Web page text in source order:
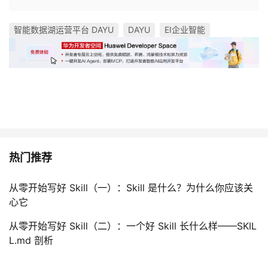
智能数据湖运营平台 DAYU DAYU EI企业智能
热门推荐
从零开始写好 Skill（一）：Skill 是什么？为什么你应该关
心它
从零开始写好 Skill（二）：一个好 Skill 长什么样——SKIL
L.md 剖析